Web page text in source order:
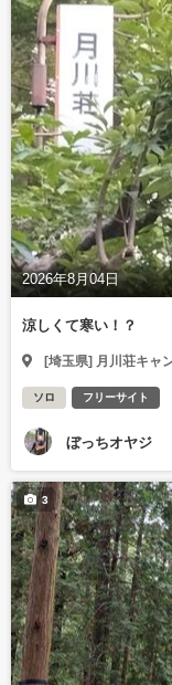
2026年8月04日
涼しくて寒い！？
[埼玉県] 月川荘キャ
ソロ フリーサイト
ぼっちオヤジ
3